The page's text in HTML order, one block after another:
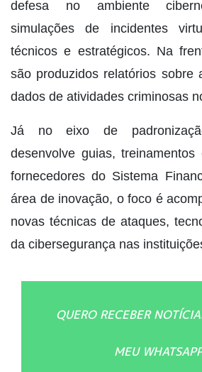
defesa no ambiente
simulações de incidentes
técnicos e estratégicos. Na
são produzidos relatórios sobre
dados de atividades criminosas
Já no eixo de
desenvolve guias,
fornecedores do Sistema
área de inovação, o foco é
novas técnicas de ataques,
da cibersegurança nas
QUERO RECEBER
MEU